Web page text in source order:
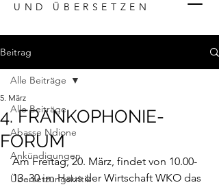
UND ÜBERSETZEN
Beitrag
Alle Beiträge
Abasse Ndione
Ankündigungen
Übersetzungskritik
Alle Beiträge
4. FRANKOPHONIE-
FORUM
5. März
Am Freitag, 20. März, findet von 10.00-
13..30 im Haus der Wirtschaft WKO das